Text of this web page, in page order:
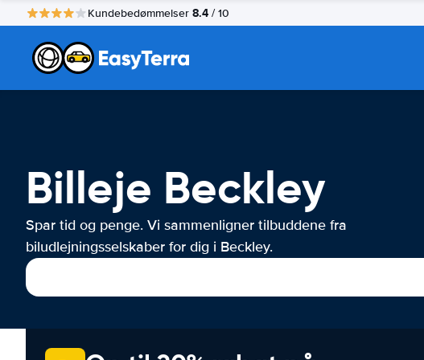
Kundebedømmelser 8.4 / 10
Billeje Beckley
Spar tid og penge. Vi sammenligner tilbuddene fra
biludlejningsselskaber for dig i Beckley.